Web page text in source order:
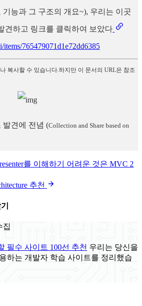
능과 그 구조의 개요~), 우리는 이곳
견하고 링크를 클릭하여 보았다
items/765479071d1e72dd6385
복사할 수 있습니다.하지만 이 문서의 URL은 참조
발견에 전념 (Collection and Share based on
를 이해하기 어려운 것은 MVC 2
추천
집
필수 사이트 100선 추천 우리는 당신을
하는 개발자 학습 사이트를 정리했습